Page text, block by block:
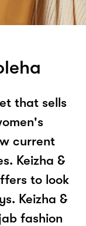
that sells
current
Keizha &
to look
Keizha &
fashion